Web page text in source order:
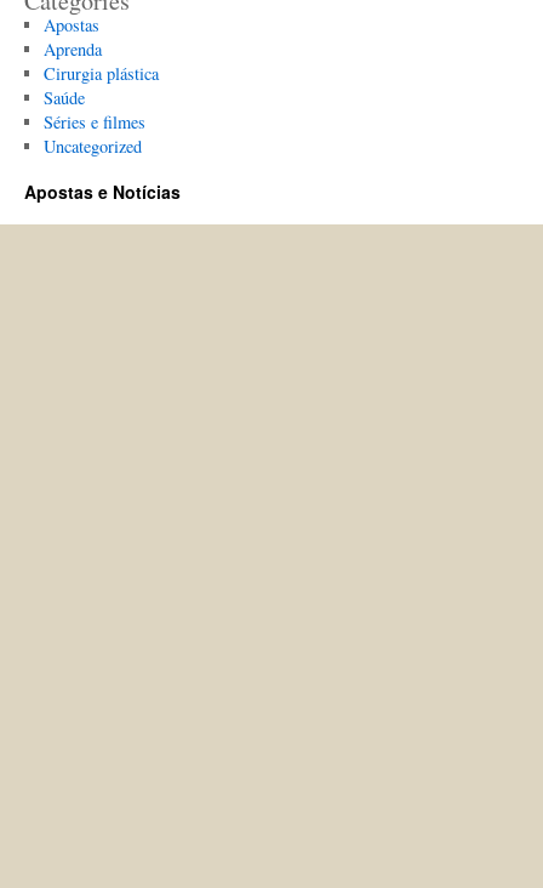
Apostas
Aprenda
Cirurgia plástica
Saúde
Séries e filmes
Uncategorized
Apostas e Notícias